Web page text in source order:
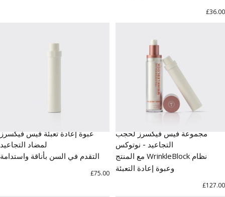
£36.00
مجموعة فيس فيكسرز لحجب
التجاعيد - نوتوكس
نظام WrinkleBlock مع المنتج
وعبوة إعادة التعبئة
£127.00
عبوة إعادة تعبئة فيس فيكسرز
لمضاد التجاعيد
التقدم في السن بأناقة واستدامة
£75.00